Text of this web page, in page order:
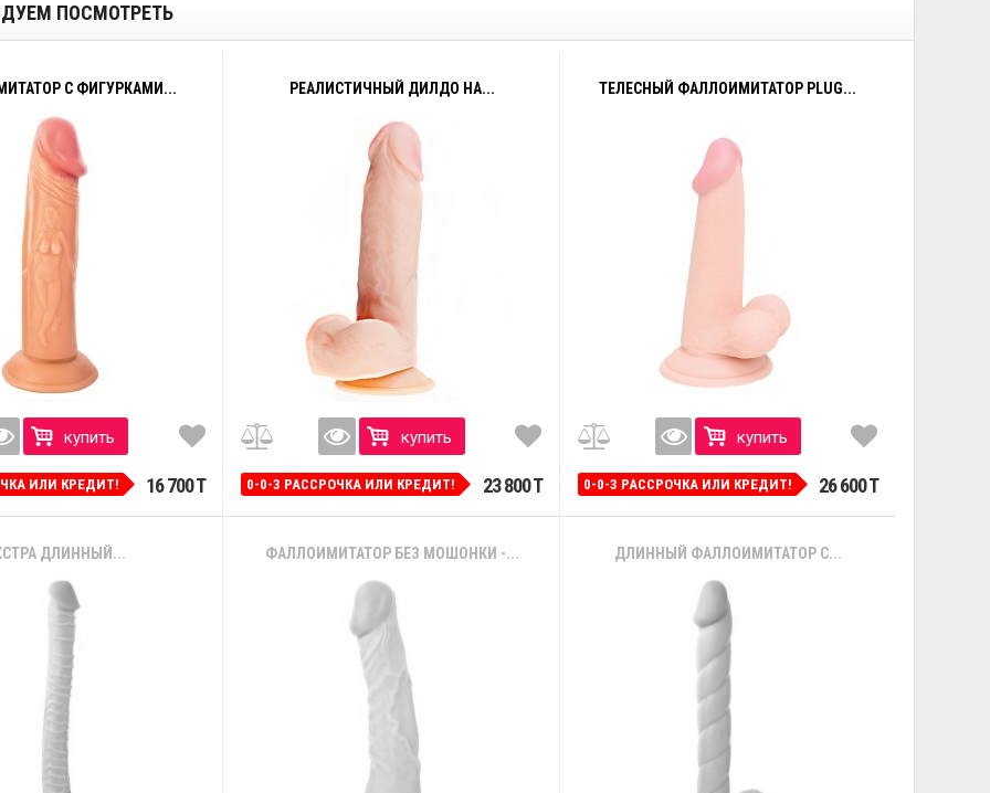
ПОСМОТРЕТЬ
С ФИГУРКАМИ...
купить
ИЛИ КРЕДИТ! 16 700 T
РЕАЛИСТИЧНЫЙ ДИЛДО НА...
купить
0-0-3 РАССРОЧКА ИЛИ КРЕДИТ! 23 800 T
ТЕЛЕСНЫЙ ФАЛЛОИМИТАТОР PLUG...
купить
0-0-3 РАССРОЧКА ИЛИ КРЕДИТ! 26 600 T
ДЛИННЫЙ... ФАЛЛОИМИТАТОР БЕЗ МОШОНКИ -... ДЛИННЫЙ ФАЛЛОИМИТАТОР С...